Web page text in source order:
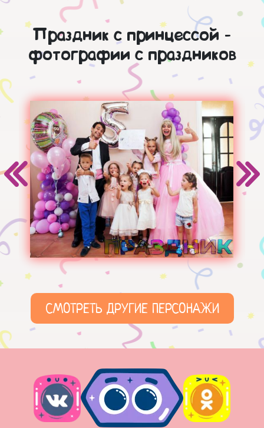
Праздник с принцессой -
фотографии с праздников
СМОТРЕТЬ ДРУГИЕ ПЕРСОНАЖИ